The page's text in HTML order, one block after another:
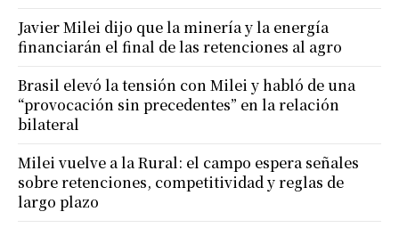
Javier Milei dijo que la minería y la energía
financiarán el final de las retenciones al agro
Brasil elevó la tensión con Milei y habló de una
“provocación sin precedentes” en la relación
bilateral
Milei vuelve a la Rural: el campo espera señales
sobre retenciones, competitividad y reglas de
largo plazo